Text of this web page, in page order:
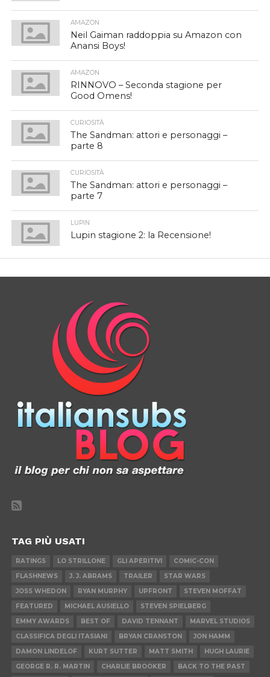
AMAZON
Neil Gaiman raddoppia su Amazon con
Anansi Boys!
AMAZON
RINNOVO – Seconda stagione per
Good Omens!
CURIOSITÀ
The Sandman: attori e personaggi –
parte 8
CURIOSITÀ
The Sandman: attori e personaggi –
parte 7
LUPIN
Lupin stagione 2: la Recensione!
TAG PIÙ USATI
RATINGS LO STRILLONE GLI APERITIVI
COMIC-CON
FLASHNEWS
J. J. ABRAMS TRAILER
STAR WARS
JOSS WHEDON
RYAN MURPHY UPFRONT
STEVEN MOFFAT
FEATURED
MICHAEL AUSIELLO
STEVEN SPIELBERG
EMMY AWARDS
BEST OF DAVID TENNANT
MARVEL STUDIOS
CLASSIFICA DEGLI ITASIANI
BRYAN CRANSTON
JON HAMM
DAMON LINDELOF
KURT SUTTER MATT SMITH
HUGH LAURIE
GEORGE R. R. MARTIN
CHARLIE BROOKER BACK TO THE PAST